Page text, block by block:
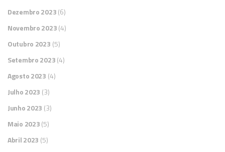
Dezembro 2023(6)
Novembro 2023(4)
Outubro 2023 (5)
Setembro 2023(4)
Agosto 2023 (4)
Julho 2023 (3)
Junho 2023 (3)
Maio 2023(5)
Abril 2023 (5)